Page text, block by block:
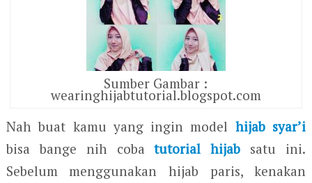
Sumber Gambar :
wearinghijabtutorial.blogspot.com
Nah buat kamu yang ingin model hijab syar’i
bisa bange nih cobatutorial hijab satu ini.
Sebelum menggunakan hijab paris, kenakan